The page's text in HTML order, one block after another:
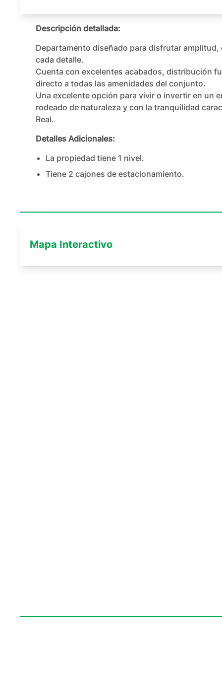
Descripción detallada:
Departamento diseñado para disfrutar amplitud,
cada detalle.
Cuenta con excelentes acabados, distribución
directo a todas las amenidades del conjunto.
Una excelente opción para vivir o invertir en un
rodeado de naturaleza y con la tranquilidad
Real.
Detalles Adicionales:
La propiedad tiene 1 nivel.
Tiene 2 cajones de estacionamiento.
Mapa Interactivo